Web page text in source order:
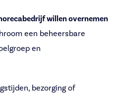
willen overnemen
een beheersbare
en
bezorging of